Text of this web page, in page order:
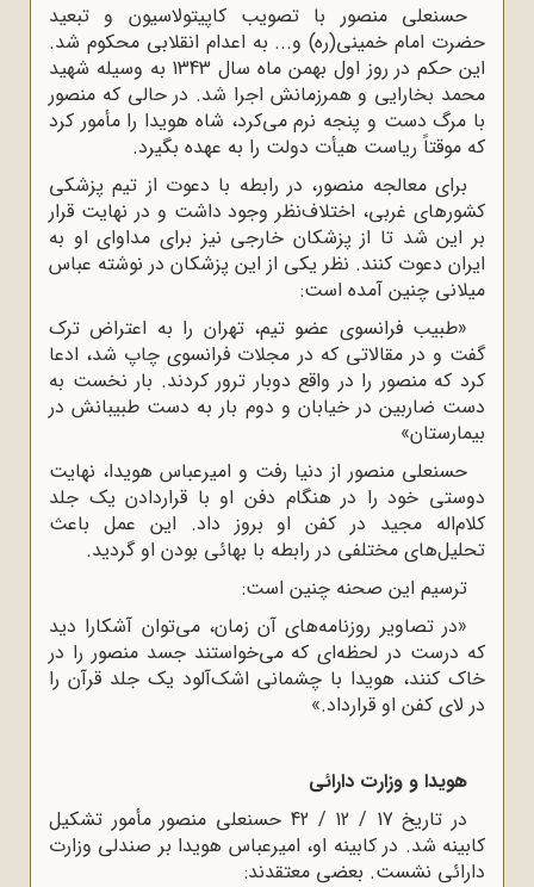
حسنعلى منصور با تصویب کاپیتولاسیون و تبعید
حضرت امام خمینى(ره) و... به اعدام انقلابى محکوم شد.
این حکم در روز اول بهمن ماه سال 1343 به وسیله شهید
محمد بخارایى و همرزمانش اجرا شد. در حالى که منصور
با مرگ دست و پنجه نرم مى‌کرد، شاه هویدا را مأمور کرد
که موقتاً ریاست هیأت دولت را به عهده بگیرد.
براى معالجه منصور، در رابطه با دعوت از تیم پزشکى
کشورهاى غربى، اختلاف‌نظر وجود داشت و در نهایت قرار
بر این شد تا از پزشکان خارجى نیز براى مداواى او به
ایران دعوت کنند. نظر یکى از این پزشکان در نوشته عباس
میلانى چنین آمده است:
«طبیب فرانسوى عضو تیم، تهران را به اعتراض ترک
گفت و در مقالاتى که در مجلات فرانسوى چاپ شد، ادعا
کرد که منصور را در واقع دوبار ترور کردند. بار نخست به
دست ضاربین در خیابان و دوم بار به دست طبیبانش در
بیمارستان»
حسنعلى منصور از دنیا رفت و امیرعباس هویدا، نهایت
دوستى خود را در هنگام دفن او با قراردادن یک جلد
کلام‌اله مجید در کفن او بروز داد. این عمل باعث
تحلیل‌هاى مختلفى در رابطه با بهائى بودن او گردید.
ترسیم این صحنه چنین است:
«در تصاویر روزنامه‌هاى آن زمان، مى‌توان آشکارا دید
که درست در لحظه‌اى که مى‌خواستند جسد منصور را در
خاک کنند، هویدا با چشمانى اشک‌آلود یک جلد قرآن را
در لاى کفن او قرارداد.»
هویدا و وزارت دارائى
در تاریخ 17 / 12 / 42 حسنعلى منصور مأمور تشکیل
کابینه شد. در کابینه او، امیرعباس هویدا بر صندلى وزارت
دارائى نشست. بعضى معتقدند: